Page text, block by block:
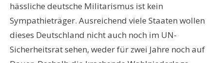
hässliche deutsche Militarismus ist kein
Sympathieträger. Ausreichend viele Staaten wollen
dieses Deutschland nicht auch noch im UN-
Sicherheitsrat sehen, weder für zwei Jahre noch auf